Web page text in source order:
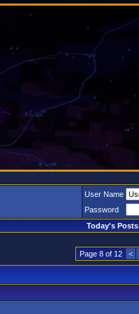
User Name
Password
Today's Posts
Page 8 of 12 <